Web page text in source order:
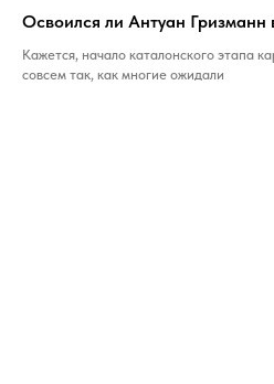
Освоился ли Антуан Гризманн
Кажется, начало каталонского этапа
совсем так, как многие ожидали